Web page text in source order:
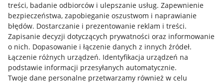
treści, badanie odbiorców i ulepszanie usług. Zapewnienie
bezpieczeństwa, zapobieganie oszustwom i naprawianie
błędów. Dostarczanie i prezentowanie reklam i treści.
Zapisanie decyzji dotyczących prywatności oraz informowanie
o nich. Dopasowanie i łączenie danych z innych źródeł.
Łączenie różnych urządzeń. Identyfikacja urządzeń na
podstawie informacji przesyłanych automatycznie.
Twoje dane personalne przetwarzamy również w celu
Mapa miejscowości
Informacje prawne
Regulamin
Polityka plików "cookies"